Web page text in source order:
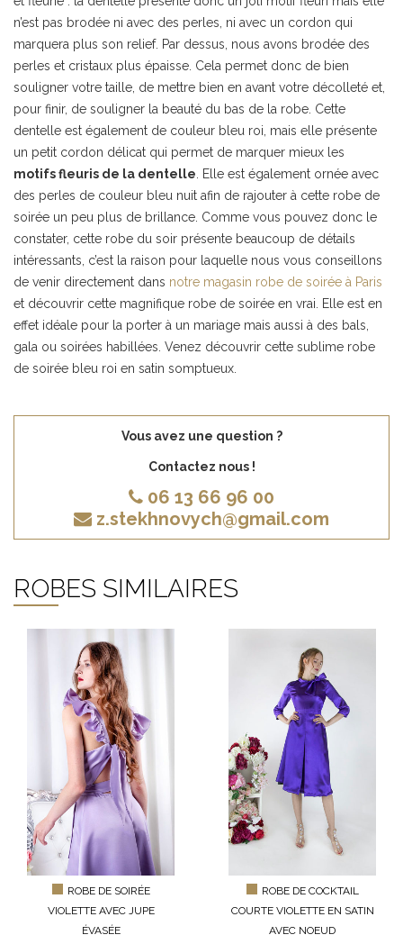
n’est pas brodée ni avec des perles, ni avec un cordon qui
marquera plus son relief. Par dessus, nous avons brodée des
perles et cristaux plus épaisse. Cela permet donc de bien
souligner votre taille, de mettre bien en avant votre décolleté et,
pour finir, de souligner la beauté du bas de la robe. Cette
dentelle est également de couleur bleu roi, mais elle présente
un petit cordon délicat qui permet de marquer mieux les
motifs fleuris de la dentelle. Elle est également ornée avec
des perles de couleur bleu nuit afin de rajouter à cette robe de
soirée un peu plus de brillance. Comme vous pouvez donc le
constater, cette robe du soir présente beaucoup de détails
intéressants, c’est la raison pour laquelle nous vous conseillons
de venir directement dans notre magasin robe de soirée à Paris
et découvrir cette magnifique robe de soirée en vrai. Elle est en
effet idéale pour la porter à un mariage mais aussi à des bals,
gala ou soirées habillées. Venez découvrir cette sublime robe
de soirée bleu roi en satin somptueux.
Vous avez une question ?
Contactez nous !
06 13 66 96 00
z.stekhnovych@gmail.com
ROBES SIMILAIRES
ROBE DE SOIRÉE
VIOLETTE AVEC JUPE
ÉVASÉE
ROBE DE COCKTAIL
COURTE VIOLETTE EN SATIN
AVEC NOEUD